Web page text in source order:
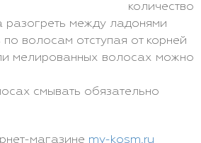
количество
разогреть между ладонями
по волосам отступая от корней
мелированных волосах можно
смывать обязательно
магазине my-kosm.ru